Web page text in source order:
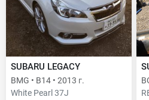
SUBARU LEGACY
BMG • B14 • 2013 г.
White Pearl 37J